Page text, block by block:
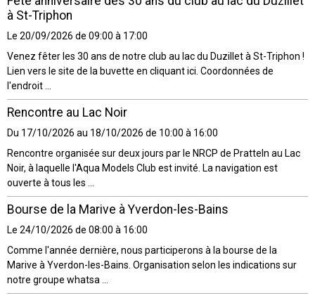
à St-Triphon
Le 20/09/2026 de 09:00 à 17:00
Venez fêter les 30 ans de notre club au lac du Duzillet à St-Triphon !
Lien vers le site de la buvette en cliquant ici. Coordonnées de
l'endroit ...
Rencontre au Lac Noir
Du 17/10/2026 au 18/10/2026 de 10:00 à 16:00
Rencontre organisée sur deux jours par le NRCP de Pratteln au Lac
Noir, à laquelle l'Aqua Models Club est invité. La navigation est
ouverte à tous les ...
Bourse de la Marive à Yverdon-les-Bains
Le 24/10/2026 de 08:00 à 16:00
Comme l'année dernière, nous participerons à la bourse de la
Marive à Yverdon-les-Bains. Organisation selon les indications sur
notre groupe whatsa ...